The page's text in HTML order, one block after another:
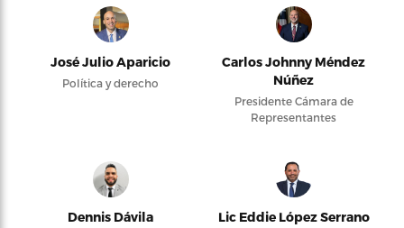
José Julio Aparicio
Política y derecho
Carlos Johnny Méndez
Núñez
Presidente Cámara de
Representantes
Dennis Dávila Lic Eddie López Serrano